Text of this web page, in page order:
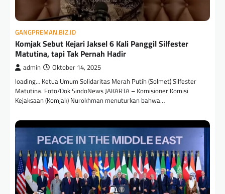
GANGPREMAN.BIZ.ID
Komjak Sebut Kejari Jaksel 6 Kali Panggil Silfester
Matutina, tapi Tak Pernah Hadir
admin Oktober 14, 2025
loading… Ketua Umum Solidaritas Merah Putih (Solmet) Silfester
Matutina. Foto/Dok SindoNews JAKARTA – Komisioner Komisi
Kejaksaan (Komjak) Nurokhman menuturkan bahwa…